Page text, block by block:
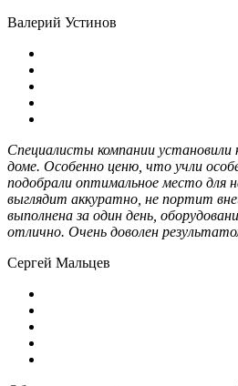
Валерий Устинов
Специалисты компании установили
доме. Особенно ценю, что учли
подобрали оптимальное место для
выглядит аккуратно, не портит
выполнена за один день,
отлично. Очень доволен
Сергей Мальцев